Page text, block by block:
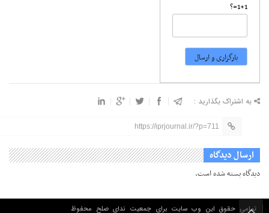
1+1=?
به اشتراک بگذارید :
https://iprjournal.ir/?p=711
ارسال دیدگاه
دیدگاه بسته شده است.
تمامی حقوق این وب سایت برای جمعیت ندای صلح محفوظ